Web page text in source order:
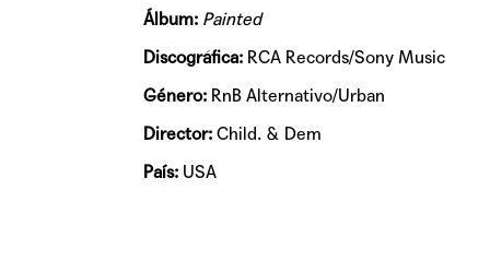
Álbum: Painted
Discográfica:RCA Records/Sony Music
Género:RnB Alternativo/Urban
Director:Child. & Dem
País:USA